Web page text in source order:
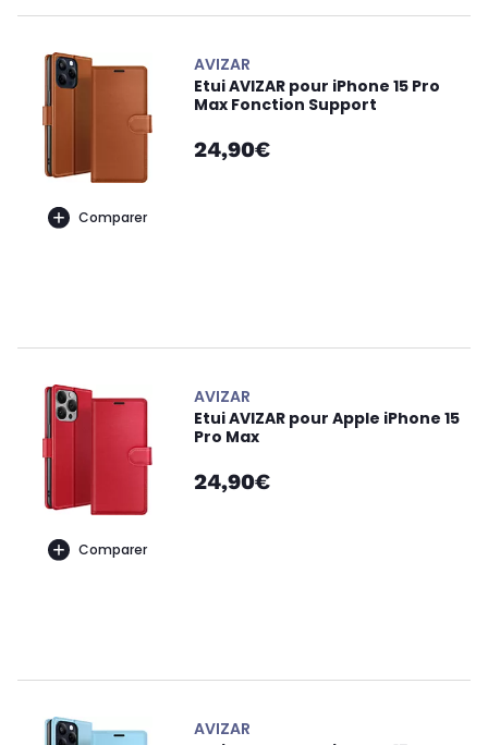
Comparer
AVIZAR
Etui AVIZAR pour iPhone 15 Pro
Max Fonction Support
24,90€
Comparer
AVIZAR
Etui AVIZAR pour Apple iPhone 15
Pro Max
24,90€
AVIZAR